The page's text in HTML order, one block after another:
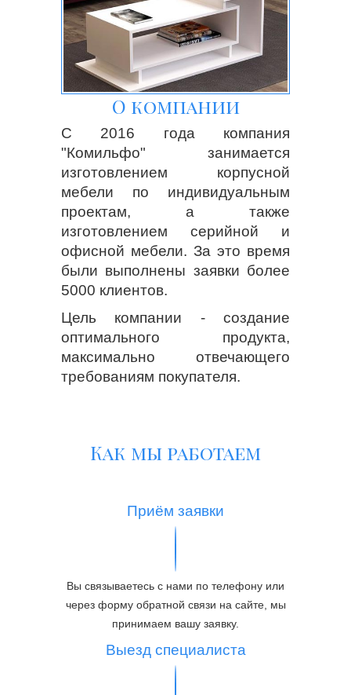
О компании
С 2016 года компания
"Комильфо" занимается
изготовлением корпусной
мебели по индивидуальным
проектам, а также
изготовлением серийной и
офисной мебели. За это время
были выполнены заявки более
5000 клиентов.
Цель компании - создание
оптимального продукта,
максимально отвечающего
требованиям покупателя.
Как мы работаем
Приём заявки
Вы связываетесь с нами по телефону или
через форму обратной связи на сайте, мы
принимаем вашу заявку.
Выезд специалиста